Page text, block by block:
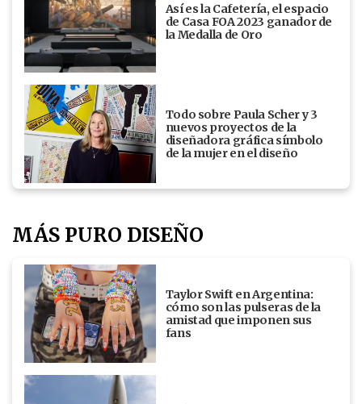
Así es la Cafetería, el espacio
de Casa FOA 2023 ganador de
la Medalla de Oro
Todo sobre Paula Scher y 3
nuevos proyectos de la
diseñadora gráfica símbolo
de la mujer en el diseño
MÁS PURO DISEÑO
Taylor Swift en Argentina:
cómo son las pulseras de la
amistad que imponen sus
fans